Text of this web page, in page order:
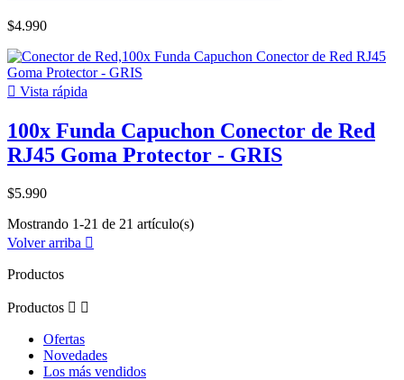
$4.990
 Vista rápida
100x Funda Capuchon Conector de Red
RJ45 Goma Protector - GRIS
$5.990
Mostrando 1-21 de 21 artículo(s)
Volver arriba 
Productos
Productos  
Ofertas
Novedades
Los más vendidos